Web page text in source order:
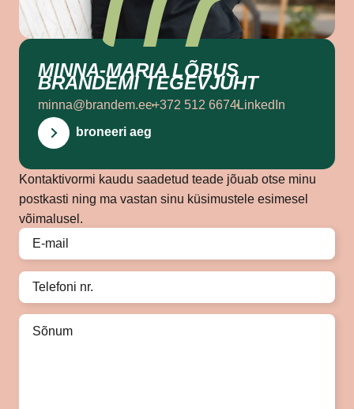
MINNA-MARIA LÕBUS
BRANDEMI TEGEVJUHT
minna@brandem.ee+372 512 6674LinkedIn
broneeri aeg
Kontaktivormi kaudu saadetud teade jõuab otse minu
postkasti ning ma vastan sinu küsimustele esimesel
võimalusel.